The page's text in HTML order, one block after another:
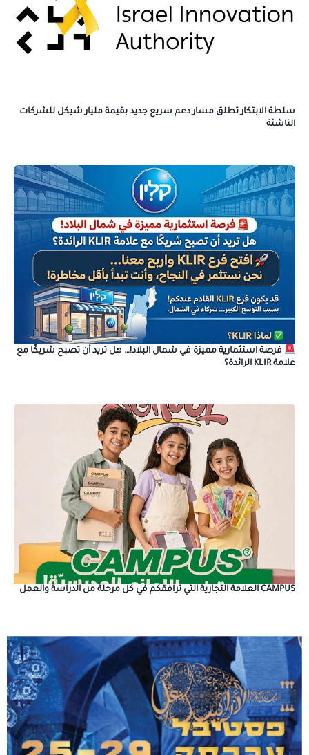
سلطة الابتكار تطلق مسار دعم سريع جديد بقيمة مليار شيكل للشركات
الناشئة
فرصة استثمارية مميزة في شمال البلاد!… هل تريد أن تصبح شريكًا مع
علامة KLIR الرائدة؟
CAMPUS العلامة التجارية التي ترافقكم في كل مرحلة من الدراسة والعمل